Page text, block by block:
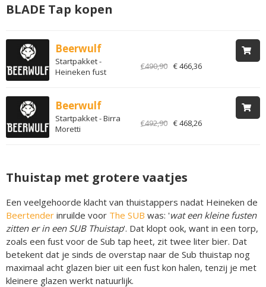
BLADE Tap kopen
Beerwulf
Startpakket -
Heineken fust
€490,90 € 466,36
Beerwulf
Startpakket - Birra
Moretti
€492,90 € 468,26
Thuistap met grotere vaatjes
Een veelgehoorde klacht van thuistappers nadat Heineken de
Beertender inruilde voor The SUB was: 'wat een kleine fusten
zitten er in een SUB Thuistap'. Dat klopt ook, want in een torp,
zoals een fust voor de Sub tap heet, zit twee liter bier. Dat
betekent dat je sinds de overstap naar de Sub thuistap nog
maximaal acht glazen bier uit een fust kon halen, tenzij je met
kleinere glazen werkt natuurlijk.